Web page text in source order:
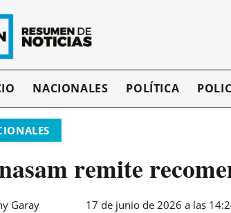
NACIONALES POLÍTICA
remite
Garay 17 de junio de 2026 a las